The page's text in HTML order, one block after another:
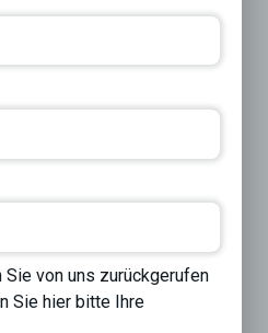
Sie von uns zurückgerufen
Sie hier bitte Ihre